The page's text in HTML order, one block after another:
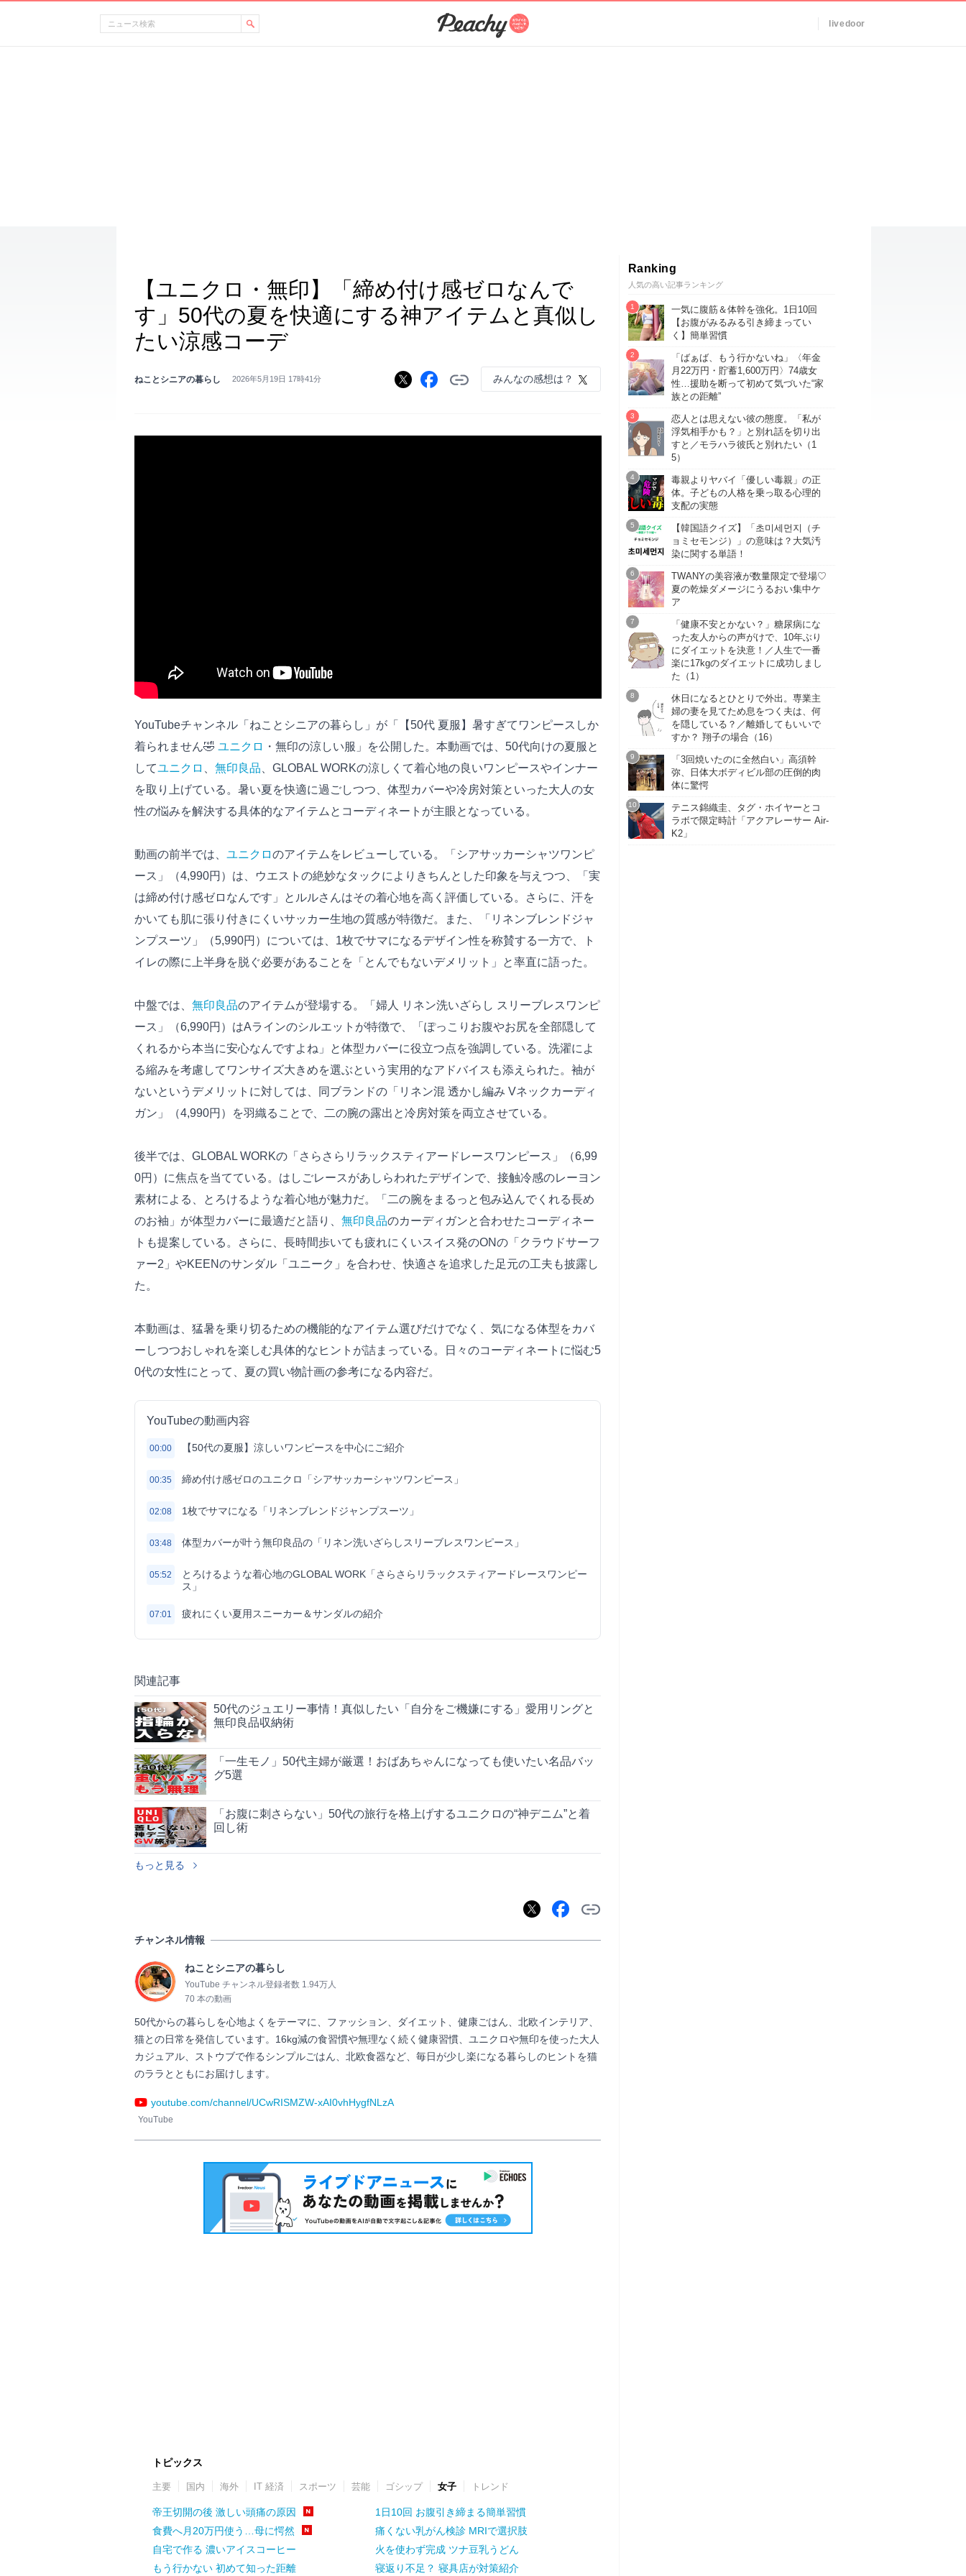
livedoor
【ユニクロ・無印】「締め付け感ゼロなんで
す」50代の夏を快適にする神アイテムと真似し
たい涼感コーデ
ねことシニアの暮らし 2026年5月19日 17時41分 みんなの感想は？
YouTubeチャンネル「ねことシニアの暮らし」が「【50代 夏服】暑すぎてワンピースしか
着られません🤣 ユニクロ ・無印の涼しい服」を公開した。本動画では、50代向けの夏服と
してユニクロ 無印良品 、GLOBAL WORKの涼しくて着心地の良いワンピースやインナー
を取り上げている。暑い夏を快適に過ごしつつ、体型カバーや冷房対策といった大人の女
性の悩みを解決する具体的なアイテムとコーディネートが主眼となっている。
動画の前半では、 ユニクロのアイテムをレビューしている。「シアサッカーシャツワンピ
ース」（4,990円）は、ウエストの絶妙なタックによりきちんとした印象を与えつつ、「実
は締め付け感ゼロなんです」とルルさんはその着心地を高く評価している。さらに、汗を
かいても肌に張り付きにくいサッカー生地の質感が特徴だ。また、「リネンブレンドジャ
ンプスーツ」（5,990円）については、1枚でサマになるデザイン性を称賛する一方で、ト
イレの際に上半身を脱ぐ必要があることを「とんでもないデメリット」と率直に語った。
中盤では、 無印良品のアイテムが登場する。「婦人 リネン洗いざらし スリーブレスワンピ
ース」（6,990円）はAラインのシルエットが特徴で、「ぽっこりお腹やお尻を全部隠して
くれるから本当に安心なんですよね」と体型カバーに役立つ点を強調している。洗濯によ
る縮みを考慮してワンサイズ大きめを選ぶという実用的なアドバイスも添えられた。袖が
ないというデメリットに対しては、同ブランドの「リネン混 透かし編み Vネックカーディ
ガン」（4,990円）を羽織ることで、二の腕の露出と冷房対策を両立させている。
後半では、GLOBAL WORKの「さらさらリラックスティアードレースワンピース」（6,99
0円）に焦点を当てている。はしごレースがあしらわれたデザインで、接触冷感のレーヨン
素材による、とろけるような着心地が魅力だ。「二の腕をまるっと包み込んでくれる長め
のお袖」が体型カバーに最適だと語り、 無印良品のカーディガンと合わせたコーディネー
トも提案している。さらに、長時間歩いても疲れにくいスイス発のONの「クラウドサーフ
ァー2」やKEENのサンダル「ユニーク」を合わせ、快適さを追求した足元の工夫も披露し
た。
本動画は、猛暑を乗り切るための機能的なアイテム選びだけでなく、気になる体型をカバ
ーしつつおしゃれを楽しむ具体的なヒントが詰まっている。日々のコーディネートに悩む5
0代の女性にとって、夏の買い物計画の参考になる内容だ。
YouTubeの動画内容
00:00 【50代の夏服】涼しいワンピースを中心にご紹介
00:35 締め付け感ゼロのユニクロ「シアサッカーシャツワンピース」
02:08 1枚でサマになる「リネンブレンドジャンプスーツ」
03:48 体型カバーが叶う無印良品の「リネン洗いざらしスリーブレスワンピース」
05:52
とろけるような着心地のGLOBAL WORK「さらさらリラックスティアードレースワンピー
ス」
07:01 疲れにくい夏用スニーカー＆サンダルの紹介
関連記事
50代のジュエリー事情！真似したい「自分をご機嫌にする」愛用リングと
無印良品収納術
「一生モノ」50代主婦が厳選！おばあちゃんになっても使いたい名品バッ
グ5選
「お腹に刺さらない」50代の旅行を格上げするユニクロの“神デニム”と着
回し術
もっと見る
チャンネル情報
ねことシニアの暮らし
YouTube チャンネル登録者数 1.94万人
70 本の動画
50代からの暮らしを心地よくをテーマに、ファッション、ダイエット、健康ごはん、北欧インテリア、
猫との日常を発信しています。16kg減の食習慣や無理なく続く健康習慣、ユニクロや無印を使った大人
カジュアル、ストウブで作るシンプルごはん、北欧食器など、毎日が少し楽になる暮らしのヒントを猫
のララとともにお届けします。
youtube.com/channel/UCwRISMZW-xAI0vhHygfNLzA
YouTube
トピックス
主要 国内 海外 IT 経済 スポーツ 芸能 ゴシップ 女子 トレンド
帝王切開の後 激しい頭痛の原因
食費へ月20万円使う…母に愕然
自宅で作る 濃いアイスコーヒー
もう行かない 初めて知った距離
1日10回 お腹引き締まる簡単習慣
痛くない乳がん検診 MRIで選択肢
火を使わず完成 ツナ豆乳うどん
寝返り不足？ 寝具店が対策紹介
Ranking
人気の高い記事ランキング
一気に腹筋＆体幹を強化。1日10回
【お腹がみるみる引き締まってい
く】簡単習慣
「ばぁば、もう行かないね」〈年金
月22万円・貯蓄1,600万円〉74歳女
性…援助を断って初めて気づいた“家
族との距離”
恋人とは思えない彼の態度。「私が
浮気相手かも？」と別れ話を切り出
すと／モラハラ彼氏と別れたい（1
5）
毒親よりヤバイ「優しい毒親」の正
体。子どもの人格を乗っ取る心理的
支配の実態
【韓国語クイズ】「초미세먼지（チ
ョミセモンジ）」の意味は？大気汚
染に関する単語！
TWANYの美容液が数量限定で登場♡
夏の乾燥ダメージにうるおい集中ケ
ア
「健康不安とかない？」糖尿病にな
った友人からの声がけで、10年ぶり
にダイエットを決意！／人生で一番
楽に17kgのダイエットに成功しまし
た（1）
休日になるとひとりで外出。専業主
婦の妻を見てため息をつく夫は、何
を隠している？／離婚してもいいで
すか？ 翔子の場合（16）
「3回焼いたのに全然白い」高須幹
弥、日体大ボディビル部の圧倒的肉
体に驚愕
テニス錦織圭、タグ・ホイヤーとコ
ラボで限定時計「アクアレーサー Air-
K2」